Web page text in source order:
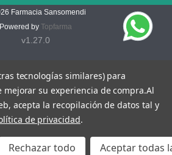
Farmacia Sansomendi
Powered by Topfarma
v1.27.0
tecnologías similares) para
su experiencia de compra.Al
acepta la recopilación de datos tal y
de privacidad.
Rechazar todo Aceptar todas